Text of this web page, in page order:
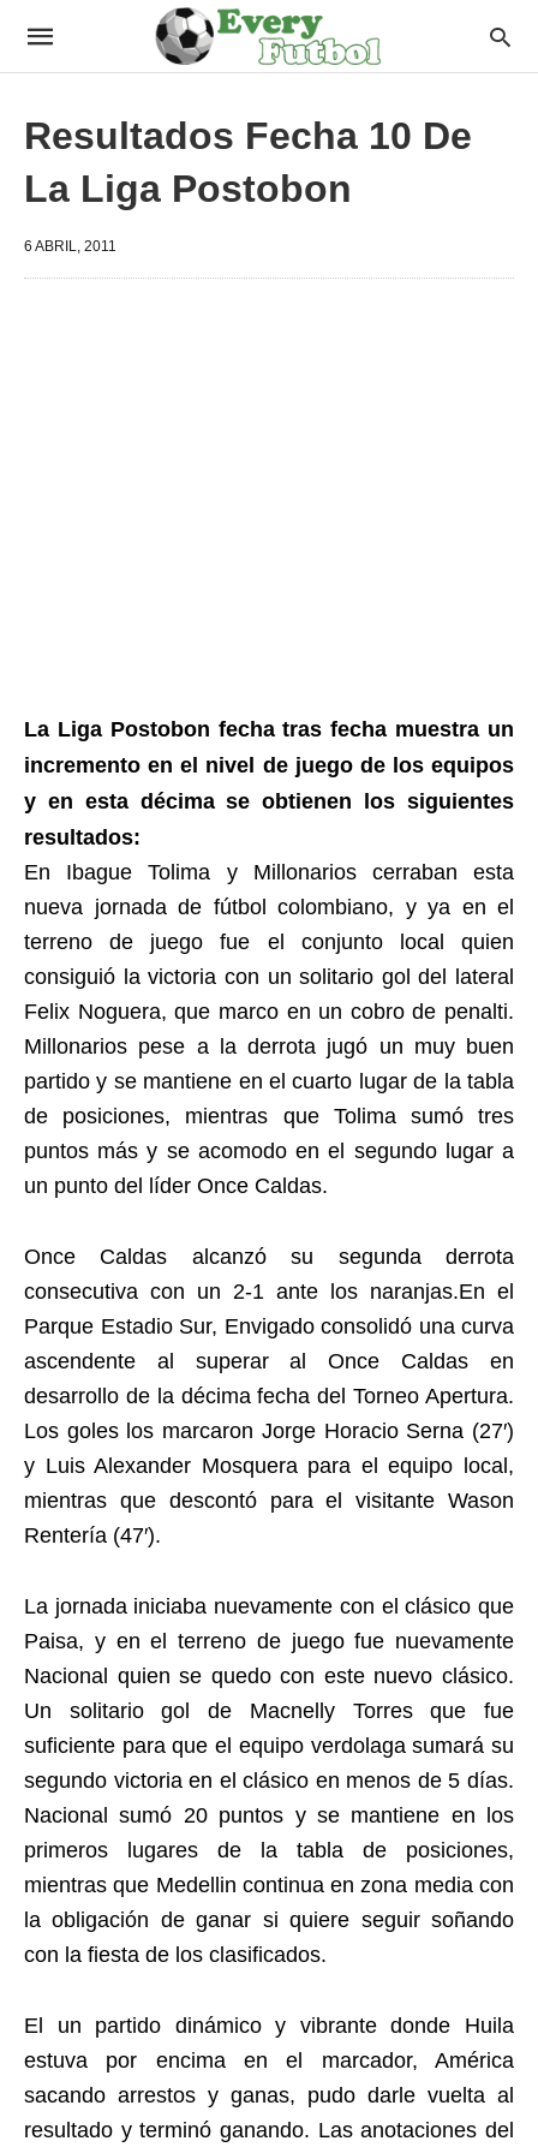
Resultados Fecha 10 De
La Liga Postobon
6 ABRIL, 2011
La Liga Postobon fecha tras fecha muestra un
incremento en el nivel de juego de los equipos
y en esta décima se obtienen los siguientes
resultados:
En Ibague Tolima y Millonarios cerraban esta
nueva jornada de fútbol colombiano, y ya en el
terreno de juego fue el conjunto local quien
consiguió la victoria con un solitario gol del lateral
Felix Noguera, que marco en un cobro de penalti.
Millonarios pese a la derrota jugó un muy buen
partido y se mantiene en el cuarto lugar de la tabla
de posiciones, mientras que Tolima sumó tres
puntos más y se acomodo en el segundo lugar a
un punto del líder Once Caldas.
Once Caldas alcanzó su segunda derrota
consecutiva con un 2-1 ante los naranjas.En el
Parque Estadio Sur, Envigado consolidó una curva
ascendente al superar al Once Caldas en
desarrollo de la décima fecha del Torneo Apertura.
Los goles los marcaron Jorge Horacio Serna (27′)
y Luis Alexander Mosquera para el equipo local,
mientras que descontó para el visitante Wason
Rentería (47′).
La jornada iniciaba nuevamente con el clásico que
Paisa, y en el terreno de juego fue nuevamente
Nacional quien se quedo con este nuevo clásico.
Un solitario gol de Macnelly Torres que fue
suficiente para que el equipo verdolaga sumará su
segundo victoria en el clásico en menos de 5 días.
Nacional sumó 20 puntos y se mantiene en los
primeros lugares de la tabla de posiciones,
mientras que Medellin continua en zona media con
la obligación de ganar si quiere seguir soñando
con la fiesta de los clasificados.
El un partido dinámico y vibrante donde Huila
estuva por encima en el marcador, América
sacando arrestos y ganas, pudo darle vuelta al
resultado y terminó ganando. Las anotaciones del